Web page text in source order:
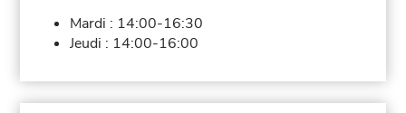
Mardi : 14:00-16:30
Jeudi : 14:00-16:00